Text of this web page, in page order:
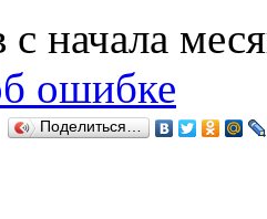
начала
ошибке
Поделиться…